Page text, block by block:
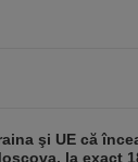
şi UE că
la exact